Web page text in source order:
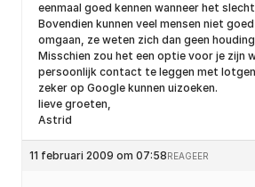
eenmaal goed kennen wanneer het
Bovendien kunnen veel mensen niet
omgaan, ze weten zich dan geen
Misschien zou het een optie voor je zijn
persoonlijk contact te leggen met
zeker op Google kunnen uizoeken.
lieve groeten,
Astrid
11 februari 2009 om 07:58 REAGEER